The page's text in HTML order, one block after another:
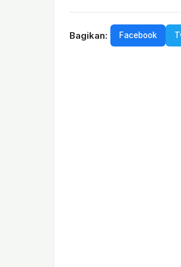
Bagikan: Facebook